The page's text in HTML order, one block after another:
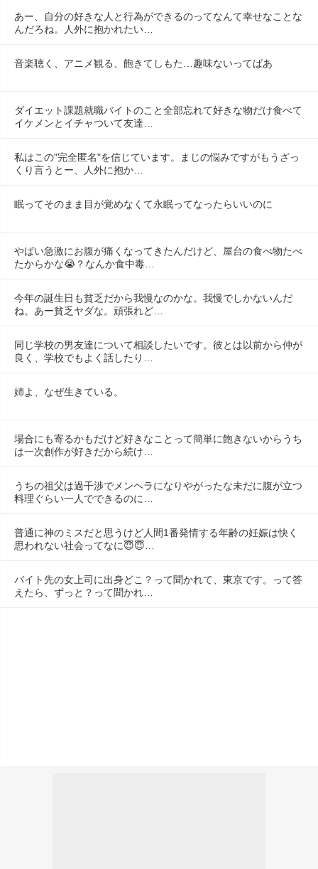
あー、自分の好きな人と行為ができるのってなんて幸せなことな
んだろね。人外に抱かれたい…
音楽聴く、アニメ観る、飽きてしもた…趣味ないってばあ
ダイエット課題就職バイトのこと全部忘れて好きな物だけ食べて
イケメンとイチャついて友達…
私はこの"完全匿名"を信じています。まじの悩みですがもうざっ
くり言うとー、人外に抱か…
眠ってそのまま目が覚めなくて永眠ってなったらいいのに
やばい急激にお腹が痛くなってきたんだけど、屋台の食べ物たべ
たからかな😭？なんか食中毒…
今年の誕生日も貧乏だから我慢なのかな。我慢でしかないんだ
ね。あー貧乏ヤダな。頑張れど…
同じ学校の男友達について相談したいです。彼とは以前から仲が
良く、学校でもよく話したり…
姉よ、なぜ生きている。
場合にも寄るかもだけど好きなことって簡単に飽きないからうち
は一次創作が好きだから続け…
うちの祖父は過干渉でメンヘラになりやがったな未だに腹が立つ
料理ぐらい一人でできるのに…
普通に神のミスだと思うけど人間1番発情する年齢の妊娠は快く
思われない社会ってなに😇😇…
バイト先の女上司に出身どこ？って聞かれて、東京です。って答
えたら、ずっと？って聞かれ…